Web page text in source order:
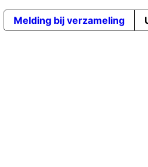
Melding bij verzameling